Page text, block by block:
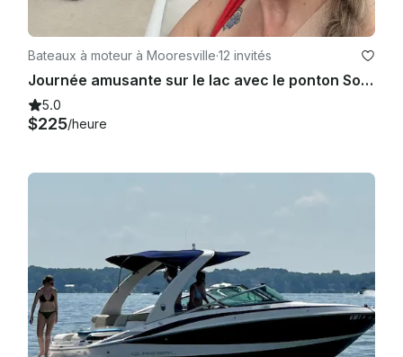
Bateaux à moteur à Mooresville·12 invités
Journée amusante sur le lac avec le ponton South Bay de 26 pieds ! Capitaine et gaz inclus
5.0
$225/heure